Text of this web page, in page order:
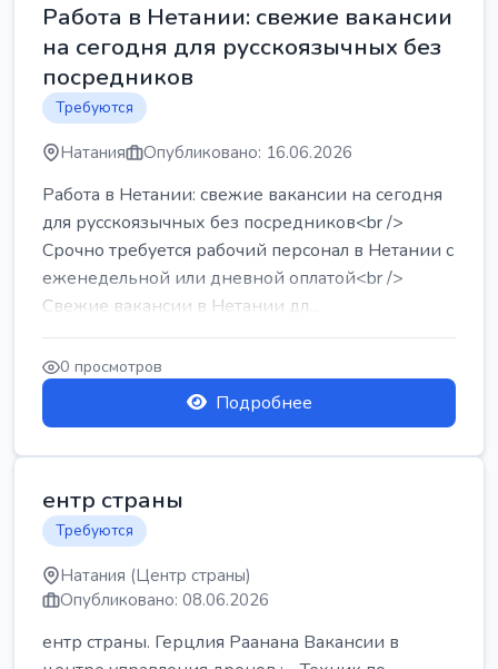
Работа в Нетании: свежие вакансии
на сегодня для русскоязычных без
посредников
Требуются
Натания Опубликовано: 16.06.2026
Работа в Нетании: свежие вакансии на сегодня
для русскоязычных без посредников<br />
Срочно требуется рабочий персонал в Нетании с
еженедельной или дневной оплатой<br />
Свежие вакансии в Нетании дл...
0 просмотров
Подробнее
ентр страны
Требуются
Натания (Центр страны)
Опубликовано: 08.06.2026
ентр страны. Герцлия Раанана Вакансии в